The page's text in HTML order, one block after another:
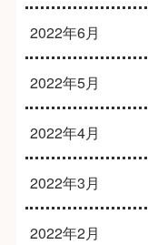
2022年6月
2022年5月
2022年4月
2022年3月
2022年2月